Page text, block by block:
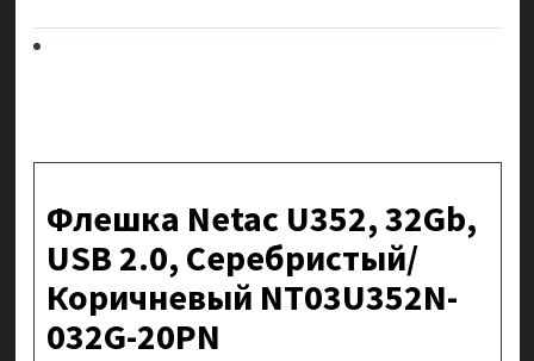
Флешка Netac U352, 32Gb,
USB 2.0, Серебристый/
Коричневый NT03U352N-
032G-20PN